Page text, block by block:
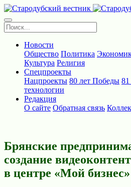
Новости
Общество Политика
Культура Религия
Спецпроекты
Нацпроекты 80 лет Победы 81
технологии
Редакция
О сайте Обратная связь
Брянские
создание
в центре «Мой бизнес»